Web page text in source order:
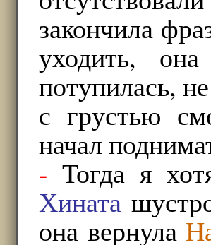
закончила
уходить,
потупилась,
с грустью
начал
- Тогда я
Хината
она вернула